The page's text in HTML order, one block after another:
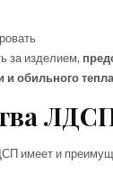
за изделием,
и обильного
имеет и